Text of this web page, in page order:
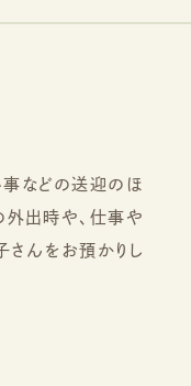
事などの送迎のほ
外出時や、仕事や
さんをお預かりし